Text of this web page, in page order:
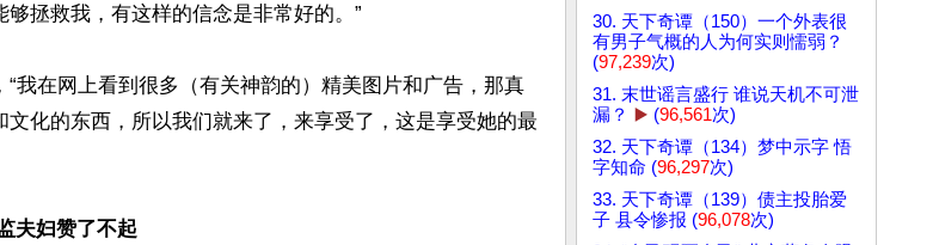
拯救我，有这样的信念是非常好的。”
我在网上看到很多（有关神韵的）精美图片和广告，那真
化的东西，所以我们就来了，来享受了，这是享受她的最
夫妇赞了不起
30. 天下奇谭（150）一个外表很
有男子气概的人为何实则懦弱？
(97,239次)
31. 末世谣言盛行 谁说天机不可泄
漏？
▶️ (96,561次)
32. 天下奇谭（134）梦中示字 悟
字知命 (96,297次)
33. 天下奇谭（139）债主投胎爱
子 县令惨报 (96,078次)